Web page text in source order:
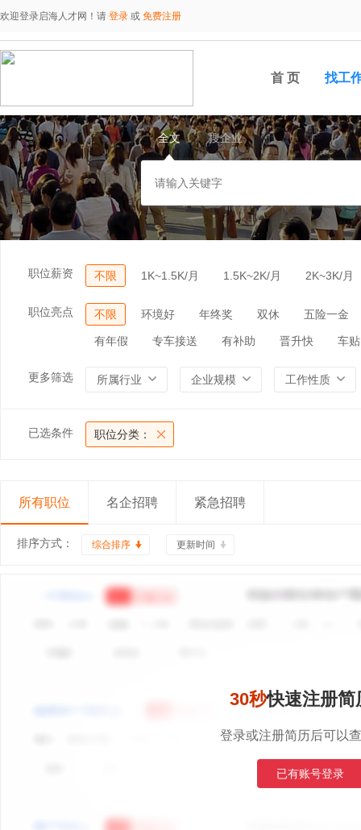
欢迎登录启海人才网！请 登录 或 免费注册
首 页 找工
全文 搜企业
职位薪资 不限 1K~1.5K/月 1.5K~2K/月 2K~3K/月
职位亮点 不限 环境好 年终奖 双休 五险一金
有年假 专车接送 有补助 晋升快 车贴
更多筛选 所属行业 企业规模 工作性质
已选条件 职位分类：
所有职位 名企招聘 紧急招聘
排序方式： 综合排序 更新时间
30秒快速注册简
登录或注册简历后可以
已有账号登录